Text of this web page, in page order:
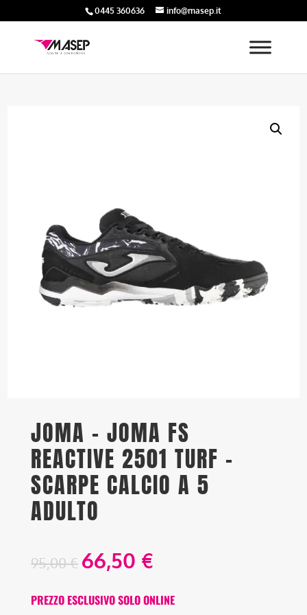
0445 360636 info@masep.it
JOMA – JOMA FS
REACTIVE 2501 TURF –
SCARPE CALCIO A 5
ADULTO
95,00€ 66,50 €
PREZZO ESCLUSIVO SOLO ONLINE